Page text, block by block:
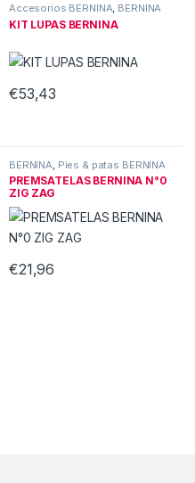
Accesorios BERNINA, BERNINA
KIT LUPAS BERNINA
€53,43
BERNINA Pies & patas BERNINA
PREMSATELAS BERNINA N°0
ZIG ZAG
€21,96